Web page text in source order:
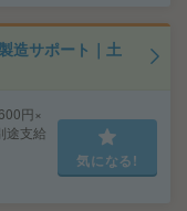
造サポート｜土
円×
途支給
気になる!